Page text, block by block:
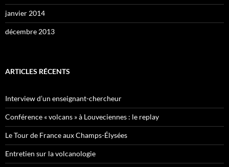
janvier 2014
décembre 2013
ARTICLES RÉCENTS
Interview d’un enseignant-chercheur
Conférence « volcans » à Louveciennes : le replay
Le Tour de France aux Champs-Élysées
Entretien sur la volcanologie